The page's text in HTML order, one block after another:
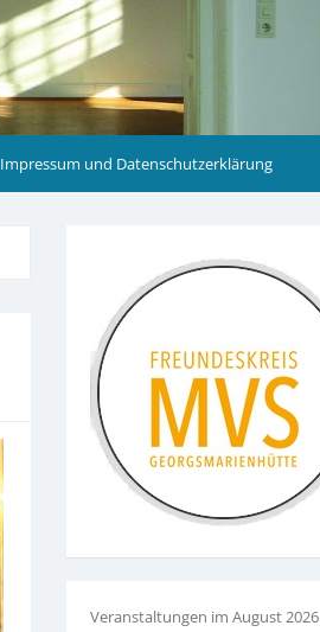
Impressum und Datenschutzerklärung
Veranstaltungen im August 2026